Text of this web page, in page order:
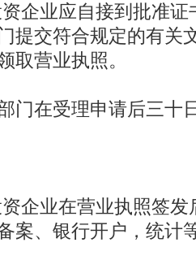
企业应自接到批准
提交符合规定的有关
取营业执照。
在受理申请后三十
企业在营业执照签
案、银行开户，统计